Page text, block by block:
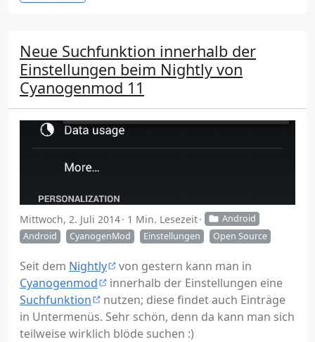
Neue Suchfunktion innerhalb der
Einstellungen beim Nightly von
Cyanogenmod 11
Mittwoch, 2. Juli 2014 1 Min. Lesezeit
Android
Android
CyanogenMod Einstellungen Open Source
Seit dem Nightly
von gestern kann man in
Cyanogenmod
innerhalb der Einstellungen eine
Suchfunktion
nutzen; diese findet auch Einträge
in Untermenüs. Sehr schön, denn da kann man sich
teilweise wirklich blöde suchen :)